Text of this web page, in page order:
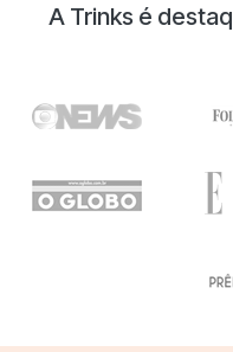
A Trinks é